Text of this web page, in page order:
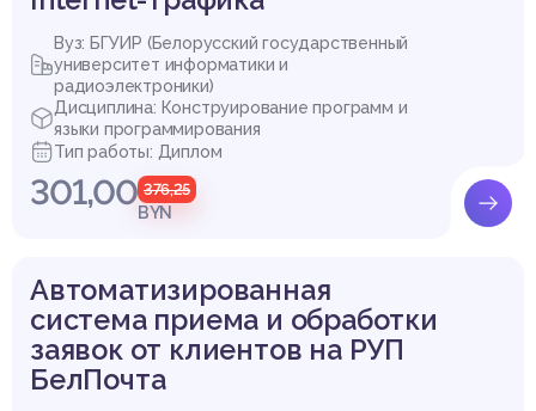
ПРИМЕНЕНИЯ ПС У ПОЛЬЗОВАТЕЛЯ
5.4 ВЫВОД
6 ОХРАНА ТРУДА
ЗАКЛЮЧЕНИЕ
СПИСОК ИСПОЛЬЗОВАННЫХ ИСТОЧНИКОВ
ПРИЛОЖЕНИЕ 1. ЛИСТИНГ ФАЙЛА
Вуз: БГУИР (Белорусский государственный
университет информатики и
радиоэлектроники)
Дисциплина: Конструирование программ и
языки программирования
Тип работы: Диплом
301,00 376,25
BYN
Автоматизированная
система приема и обработки
заявок от клиентов на РУП
БелПочта